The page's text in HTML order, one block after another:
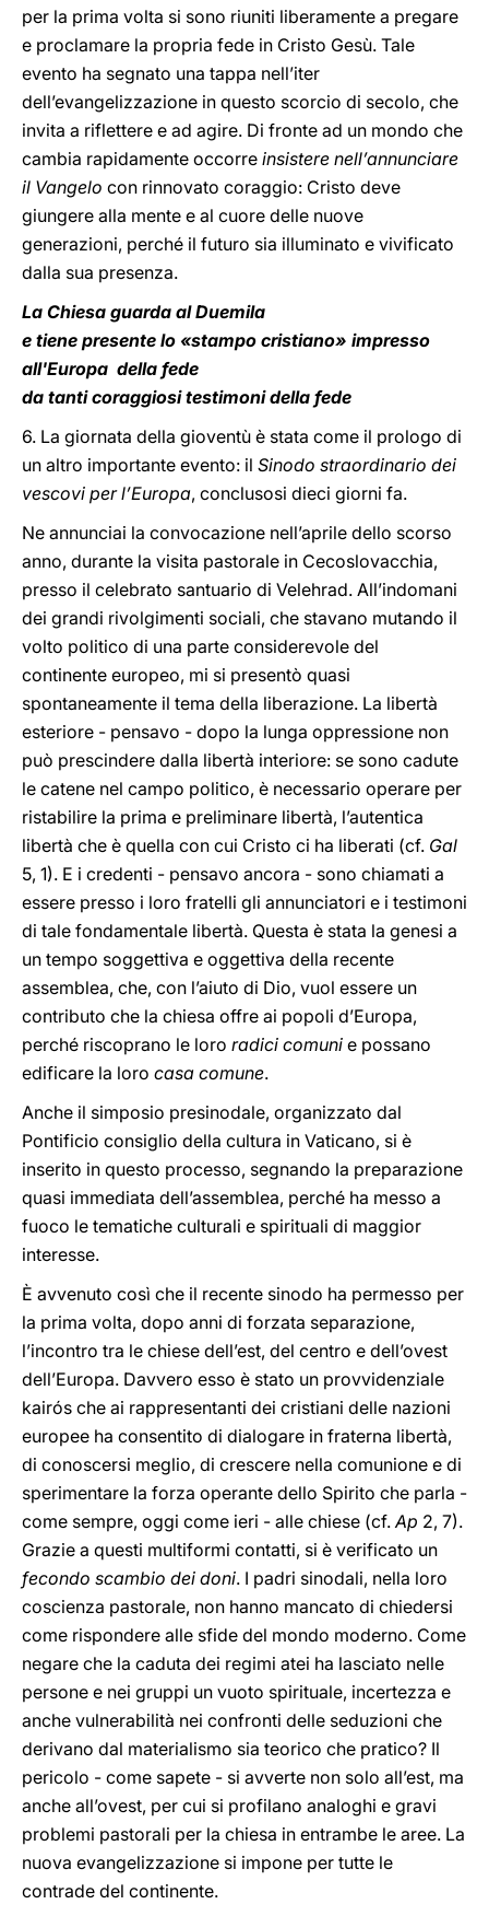
per la prima volta si sono riuniti liberamente a pregare
e proclamare la propria fede in Cristo Gesù. Tale
evento ha segnato una tappa nell’iter
dell’evangelizzazione in questo scorcio di secolo, che
invita a riflettere e ad agire. Di fronte ad un mondo che
cambia rapidamente occorre insistere nell’annunciare
il Vangelo con rinnovato coraggio: Cristo deve
giungere alla mente e al cuore delle nuove
generazioni, perché il futuro sia illuminato e vivificato
dalla sua presenza.
La Chiesa guarda al Duemila
e tiene presente lo «stampo cristiano» impresso
all'Europa della fede
da tanti coraggiosi testimoni della fede
6. La giornata della gioventù è stata come il prologo di
un altro importante evento: il Sinodo straordinario dei
vescovi per l’Europa, conclusosi dieci giorni fa.
Ne annunciai la convocazione nell’aprile dello scorso
anno, durante la visita pastorale in Cecoslovacchia,
presso il celebrato santuario di Velehrad. All’indomani
dei grandi rivolgimenti sociali, che stavano mutando il
volto politico di una parte considerevole del
continente europeo, mi si presentò quasi
spontaneamente il tema della liberazione. La libertà
esteriore - pensavo - dopo la lunga oppressione non
può prescindere dalla libertà interiore: se sono cadute
le catene nel campo politico, è necessario operare per
ristabilire la prima e preliminare libertà, l’autentica
libertà che è quella con cui Cristo ci ha liberati (cf. Gal
5, 1). E i credenti - pensavo ancora - sono chiamati a
essere presso i loro fratelli gli annunciatori e i testimoni
di tale fondamentale libertà. Questa è stata la genesi a
un tempo soggettiva e oggettiva della recente
assemblea, che, con l’aiuto di Dio, vuol essere un
contributo che la chiesa offre ai popoli d’Europa,
perché riscoprano le loro radici comuni e possano
edificare la loro casa comune.
Anche il simposio presinodale, organizzato dal
Pontificio consiglio della cultura in Vaticano, si è
inserito in questo processo, segnando la preparazione
quasi immediata dell’assemblea, perché ha messo a
fuoco le tematiche culturali e spirituali di maggior
interesse.
È avvenuto così che il recente sinodo ha permesso per
la prima volta, dopo anni di forzata separazione,
l’incontro tra le chiese dell’est, del centro e dell’ovest
dell’Europa. Davvero esso è stato un provvidenziale
kairós che ai rappresentanti dei cristiani delle nazioni
europee ha consentito di dialogare in fraterna libertà,
di conoscersi meglio, di crescere nella comunione e di
sperimentare la forza operante dello Spirito che parla -
come sempre, oggi come ieri - alle chiese (cf.Ap 2, 7).
Grazie a questi multiformi contatti, si è verificato un
fecondo scambio dei doni. I padri sinodali, nella loro
coscienza pastorale, non hanno mancato di chiedersi
come rispondere alle sfide del mondo moderno. Come
negare che la caduta dei regimi atei ha lasciato nelle
persone e nei gruppi un vuoto spirituale, incertezza e
anche vulnerabilità nei confronti delle seduzioni che
derivano dal materialismo sia teorico che pratico? Il
pericolo - come sapete - si avverte non solo all’est, ma
anche all’ovest, per cui si profilano analoghi e gravi
problemi pastorali per la chiesa in entrambe le aree. La
nuova evangelizzazione si impone per tutte le
contrade del continente.